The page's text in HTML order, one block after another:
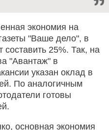
экономия на
"Ваше дело", в
25%. Так, на
"Авантаж" в
указан оклад в
По аналогичным
готовы
основная экономия